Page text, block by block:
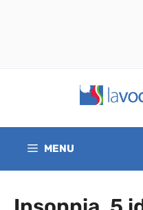
contenuto
MENU